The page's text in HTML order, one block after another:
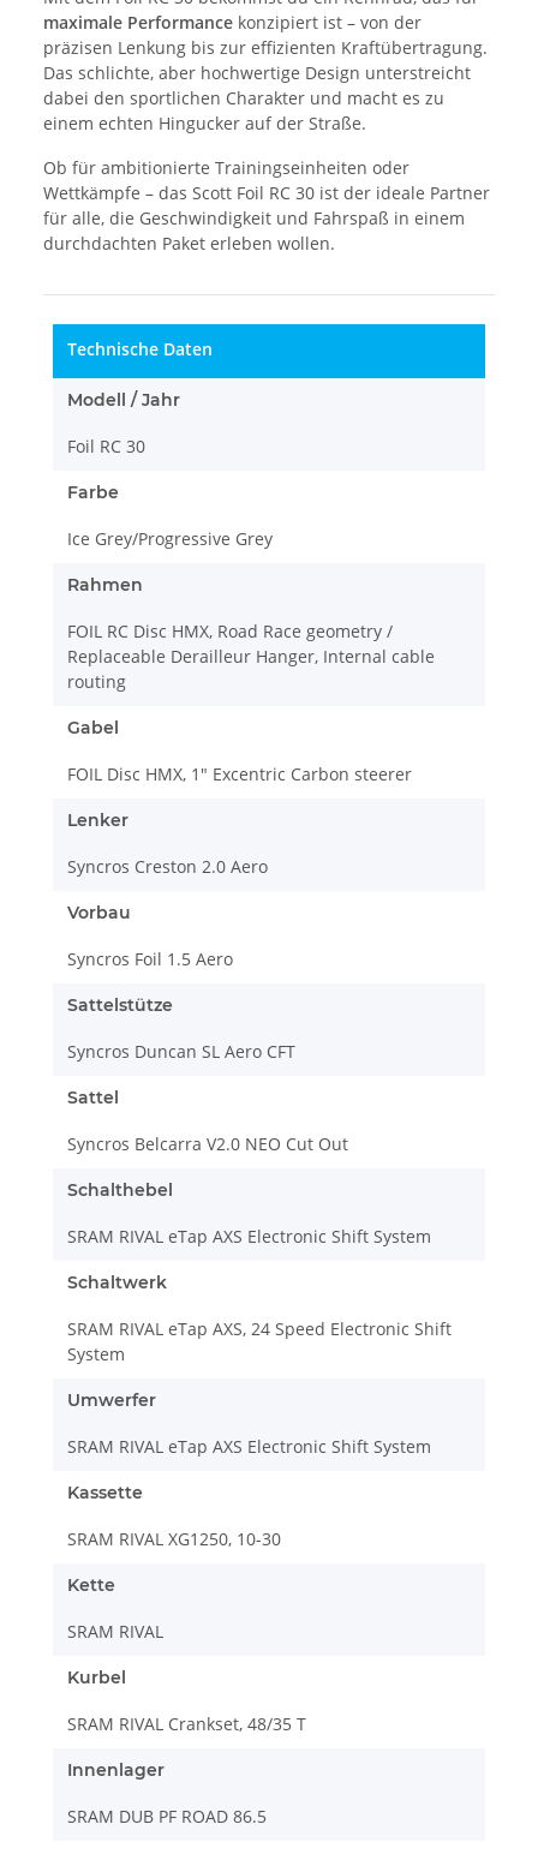
maximale Performance konzipiert ist – von der
präzisen Lenkung bis zur effizienten Kraftübertragung.
Das schlichte, aber hochwertige Design unterstreicht
dabei den sportlichen Charakter und macht es zu
einem echten Hingucker auf der Straße.
Ob für ambitionierte Trainingseinheiten oder
Wettkämpfe – das Scott Foil RC 30 ist der ideale Partner
für alle, die Geschwindigkeit und Fahrspaß in einem
durchdachten Paket erleben wollen.
Technische Daten
Modell / Jahr
Foil RC 30
Farbe
Ice Grey/Progressive Grey
Rahmen
FOIL RC Disc HMX, Road Race geometry /
Replaceable Derailleur Hanger, Internal cable
routing
Gabel
FOIL Disc HMX, 1" Excentric Carbon steerer
Lenker
Syncros Creston 2.0 Aero
Vorbau
Syncros Foil 1.5 Aero
Sattelstütze
Syncros Duncan SL Aero CFT
Sattel
Syncros Belcarra V2.0 NEO Cut Out
Schalthebel
SRAM RIVAL eTap AXS Electronic Shift System
Schaltwerk
SRAM RIVAL eTap AXS, 24 Speed Electronic Shift
System
Umwerfer
SRAM RIVAL eTap AXS Electronic Shift System
Kassette
SRAM RIVAL XG1250, 10-30
Kette
SRAM RIVAL
Kurbel
SRAM RIVAL Crankset, 48/35 T
Innenlager
SRAM DUB PF ROAD 86.5